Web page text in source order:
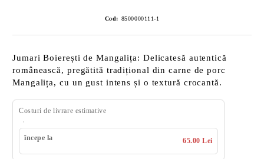
Cod: 8500000111-1
Jumari Boierești de Mangalița: Delicatesă autentică
românească, pregătită tradițional din carne de porc
Mangalița, cu un gust intens și o textură crocantă.
Costuri de livrare estimative
începe la 65.00 Lei